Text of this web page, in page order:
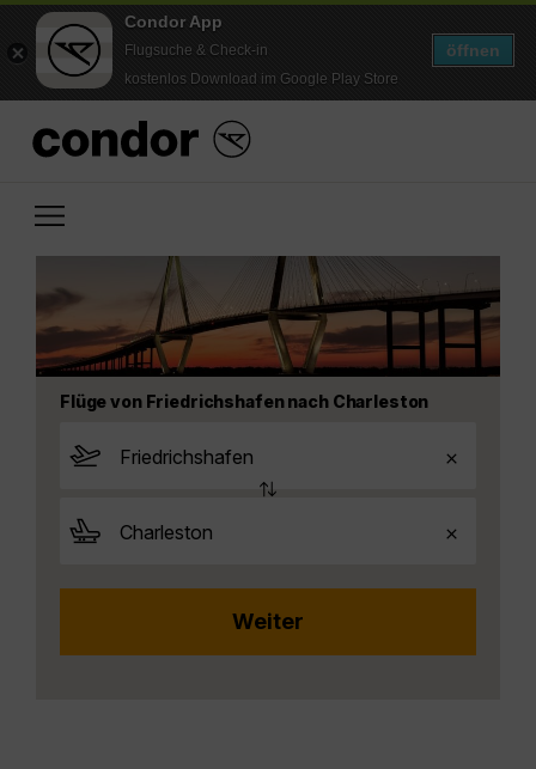
Condor App
Flugsuche & Check-in
kostenlos Download im Google Play Store
öffnen
Flüge von Friedrichshafen nach Charleston